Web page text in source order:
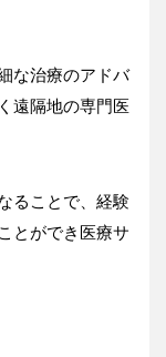
な治療のアドバ
遠隔地の専門医
ることで、経験
とができ医療サ